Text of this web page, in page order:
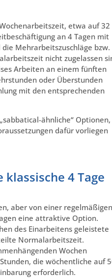
etwa auf 32
an 4 Tagen mit
Mehrarbeitszuschläge bzw.
nicht zugelassen
Arbeiten an einem fünften
oder Überstunden
mit den entsprechenden
ähnliche“ Optionen,
dafür vorliegen
4 Tage
aber von einer regelmäßigen
eine attraktive Option.
des Einarbeitens geleistete
Normalarbeitszeit.
Wochen
die wöchentliche auf
erforderlich.